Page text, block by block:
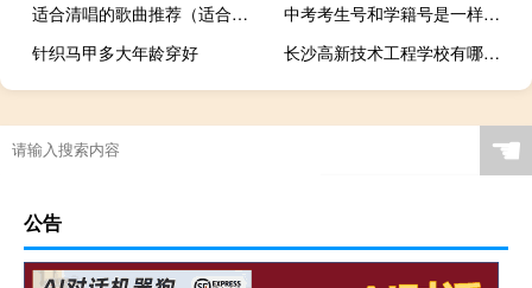
适合清唱的歌曲推荐（适合清唱的歌）
中考考生号和学籍号是一样的吗
针织马甲多大年龄穿好
长沙高新技术工程学校有哪些专业
☚
公告